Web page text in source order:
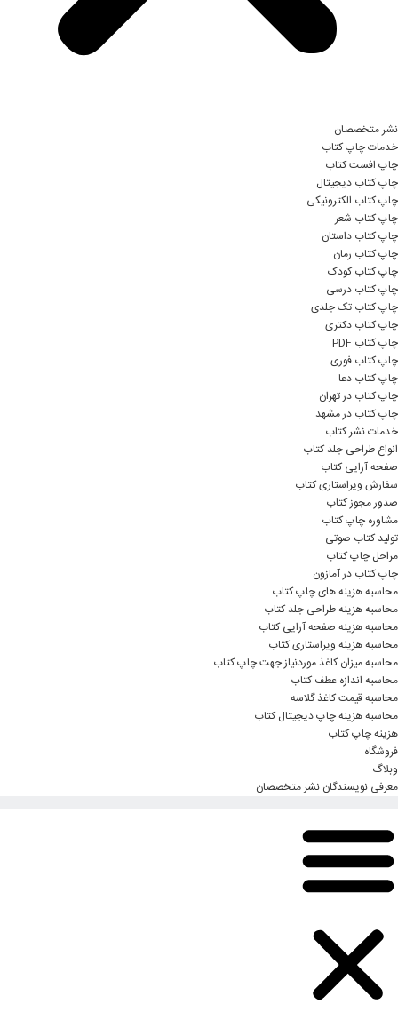
نشر متخصصان
خدمات چاپ کتاب
چاپ افست کتاب
چاپ کتاب دیجیتال
چاپ کتاب الکترونیکی
چاپ کتاب شعر
چاپ کتاب داستان
چاپ کتاب رمان
چاپ کتاب کودک
چاپ کتاب درسی
چاپ کتاب تک جلدی
چاپ کتاب دکتری
چاپ کتاب PDF
چاپ کتاب فوری
چاپ کتاب دعا
چاپ کتاب در تهران
چاپ کتاب در مشهد
خدمات نشر کتاب
انواع طراحی جلد کتاب
صفحه آرایی کتاب
سفارش ویراستاری کتاب
صدور مجوز کتاب
مشاوره چاپ کتاب
تولید کتاب صوتی
مراحل چاپ کتاب
چاپ کتاب در آمازون
محاسبه هزینه های چاپ کتاب
محاسبه هزینه طراحی جلد کتاب
محاسبه هزینه صفحه آرایی کتاب
محاسبه هزینه ویراستاری کتاب
محاسبه میزان کاغذ موردنیاز جهت چاپ کتاب
محاسبه اندازه عطف کتاب
محاسبه قیمت کاغذ گلاسه
محاسبه هزینه چاپ دیجیتال کتاب
هزینه چاپ کتاب
فروشگاه
وبلاگ
معرفی نویسندگان نشر متخصصان